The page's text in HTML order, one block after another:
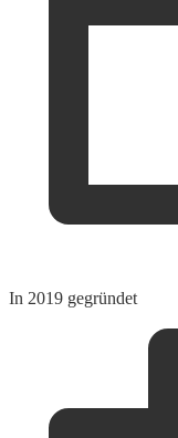
In 2019 gegründet